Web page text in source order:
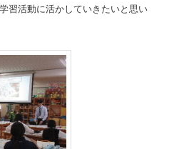
習活動に活かしていきたいと思い